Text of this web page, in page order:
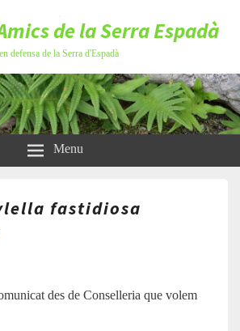
de la Serra Espadà
en defensa de la Serra d'Espadà
Menu
fastidiosa
des de Conselleria que volem